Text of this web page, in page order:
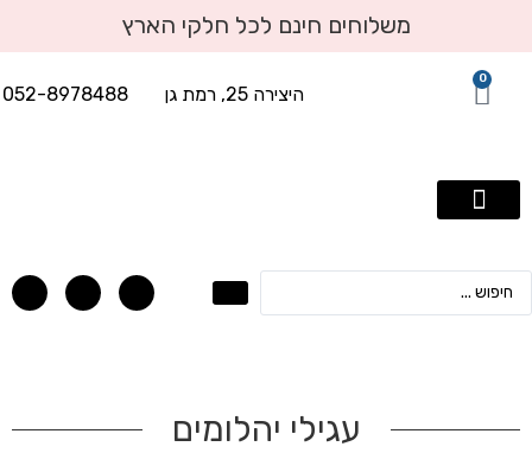
משלוחים חינם לכל חלקי הארץ
0
היצירה 25, רמת גן 052-8978488
עגילי יהלומים